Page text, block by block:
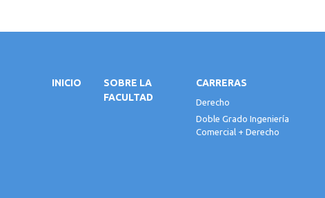
INICIO
SOBRE LA
FACULTAD
CARRERAS
Derecho
Doble Grado Ingeniería
Comercial + Derecho